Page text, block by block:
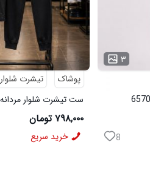
۳
8
...
پوشاک
تیشرت شلوار
کد 6569
۷۹۸,۰۰۰ تومان
خرید سریع